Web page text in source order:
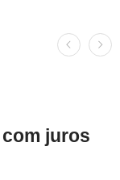
com juros